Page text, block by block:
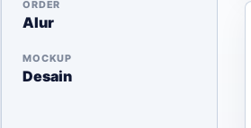
ORDER
Alur
MOCKUP
Desain